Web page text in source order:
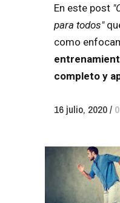
En este post
para todos"
como
completo y
16 julio, 2020/